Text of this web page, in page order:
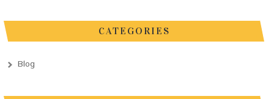
CATEGORIES
Blog